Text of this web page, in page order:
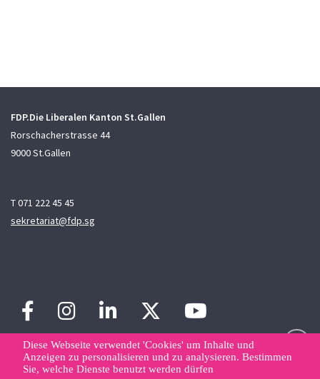
FDP.Die Liberalen Kanton St.Gallen
Rorschacherstrasse 44
9000 St.Gallen
T 071 222 45 45
sekretariat@fdp.sg
Diese Webseite verwendet 'Cookies' um Inhalte und
Anzeigen zu personalisieren und zu analysieren. Bestimmen
Sie, welche Dienste benutzt werden dürfen